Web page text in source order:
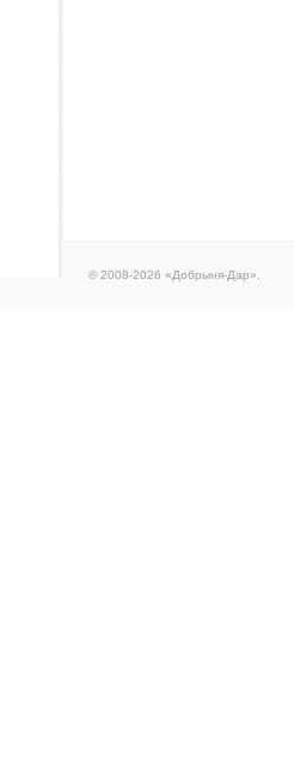
© 2008-2026 «Добрыня-Дар».